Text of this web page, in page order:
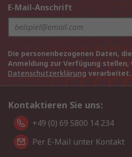
E-Mail-Anschrift
Die personenbezogenen Daten,
Anmeldung zur Verfügung
Datenschutzerklärung verarbeitet.
Kontaktieren Sie uns:
+49 (0) 69 5800 14 234
Per E-Mail unter Kontakt